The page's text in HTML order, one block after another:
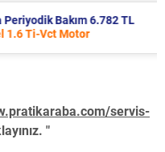
6.782 TL
Motor
servis-
"